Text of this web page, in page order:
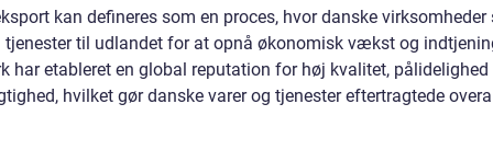
kan defineres som en proces, hvor danske virksomheder
tjenester til udlandet for at opnå økonomisk vækst og
har etableret en global reputation for høj kvalitet, pålidelighed
hvilket gør danske varer og tjenester eftertragtede